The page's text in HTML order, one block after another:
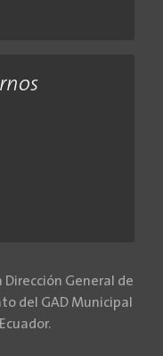
General de
del GAD Municipal